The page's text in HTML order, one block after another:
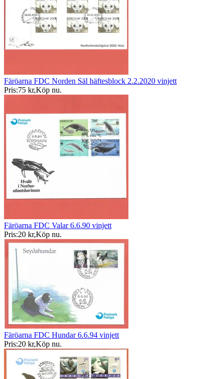
Färöarna FDC Norden Säl häftesblock 2.2.2020 vinjett
Pris:75 kr,Köp nu.
Färöarna FDC Valar 6.6.90 vinjett
Pris:20 kr,Köp nu.
Färöarna FDC Hundar 6.6.94 vinjett
Pris:20 kr,Köp nu.